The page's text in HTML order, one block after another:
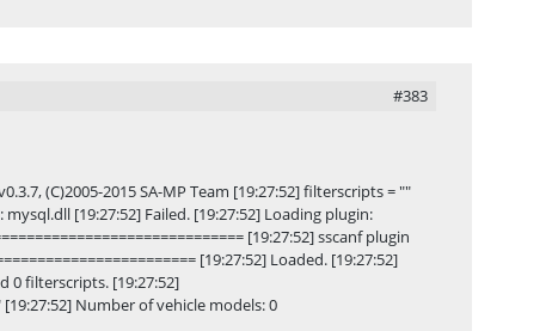
#383
(C)2005-2015 SA-MP Team [19:27:52] filterscripts = ""
[19:27:52] Failed. [19:27:52] Loading plugin:
[19:27:52] sscanf plugin
[19:27:52] Loaded. [19:27:52]
0 filterscripts. [19:27:52]
Number of vehicle models: 0